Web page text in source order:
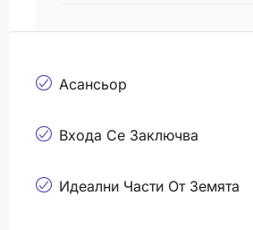
Асансьор
Входа Се Заключва
Идеални Части От Земята